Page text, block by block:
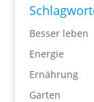
Besser leben
Energie
Ernährung
Garten